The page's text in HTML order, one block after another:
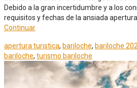
Debido a la gran incertidumbre y a los
requisitos y fechas de la ansiada
Continuar
apertura turistica, bariloche, bariloche
bariloche, turismo bariloche